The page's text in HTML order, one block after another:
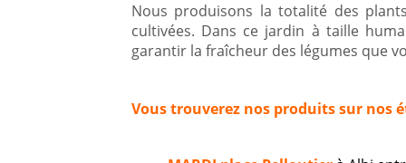
Nous produisons la totalité des
cultivées. Dans ce jardin à taille
garantir la fraîcheur des légumes que
Vous trouverez nos produits sur nos